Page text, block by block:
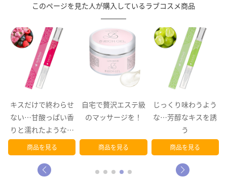
このページを見た人が購入しているラブコスメ商品
キスだけで終わらせ
ない…甘酸っぱい香
りと濡れたようなツ
ヤ唇を！
商品を見る
自宅で贅沢エステ級
のマッサージを！
商品を見る
じっくり味わうよう
な…芳醇なキスを誘
う
商品を見る